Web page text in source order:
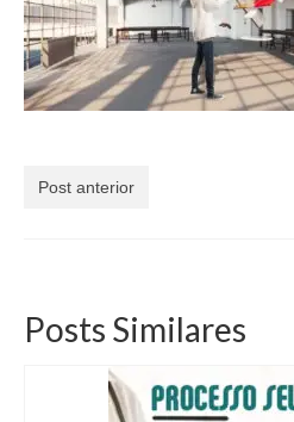
Currículo
Post anterior
Posts Similares